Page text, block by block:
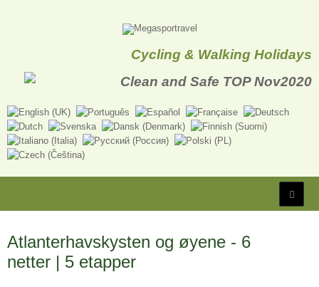
Cycling & Walking Holidays
Atlanterhavskysten og øyene - 6
netter | 5 etapper